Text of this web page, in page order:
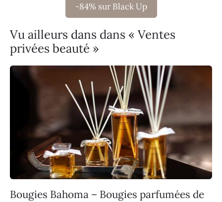
-84% sur Black Up
Vu ailleurs dans dans « Ventes
privées beauté »
Bougies Bahoma – Bougies parfumées de